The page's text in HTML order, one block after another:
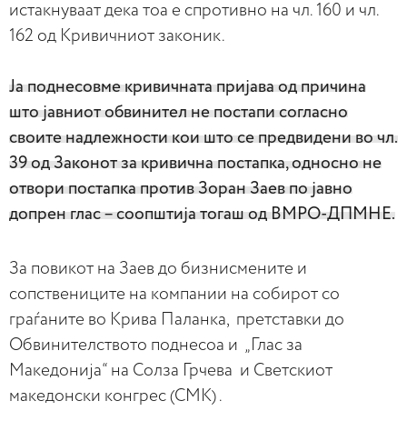
истакнуваат дека тоа е спротивно на чл. 160 и чл.
162 од Кривичниот законик.
Ја поднесовме кривичната пријава од причина
што јавниот обвинител не постапи согласно
своите надлежности кои што се предвидени во чл.
39 од Законот за кривична постапка, односно не
отвори постапка против Зоран Заев по јавно
допрен глас – соопштија тогаш од ВМРО-ДПМНЕ.
За повикот на Заев до бизнисмените и
сопствениците на компании на собирот со
граѓаните во Крива Паланка, претставки до
Обвинителството поднесоа и „Глас за
Македонија“ на Солза Грчева и Светскиот
македонски конгрес (СМК) .